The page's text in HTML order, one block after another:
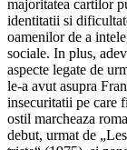
majoritatea cartilor
identitatii si
oamenilor de a
sociale. In plus,
aspecte legate de
le-a avut asupra
insecuritatii pe care
ostil marcheaza
debut, urmat de